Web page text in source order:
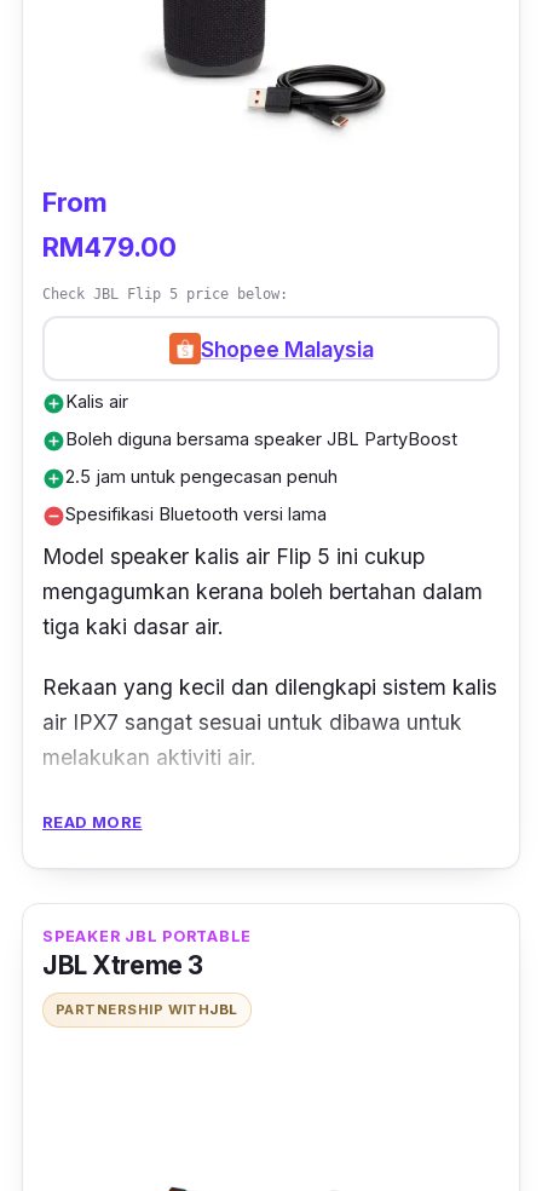
berkelah di pantai.
Harganya juga cukup berpatutan, sesuai
untuk yang mempunyai bajet terhad.
From
RM479.00
Check JBL Flip 5 price below:
Shopee Malaysia
add_circleKalis air
add_circleBoleh diguna bersama speaker JBL PartyBoost
add_circle2.5 jam untuk pengecasan penuh
remove_circleSpesifikasi Bluetooth versi lama
Model speaker kalis air Flip 5 ini cukup
mengagumkan kerana boleh bertahan dalam
tiga kaki dasar air.
Rekaan yang kecil dan dilengkapi sistem kalis
air IPX7 sangat sesuai untuk dibawa untuk
melakukan aktiviti air.
Untuk mendapatkan bunyi stereo yang hebat
Jangka hayat baterinya pula mampu bertahan
sehingga 12 jam dan
pula hanya 2.5 jam.
READ MORE
SPEAKER JBL PORTABLE
JBL Xtreme 3
PARTNERSHIP WITHJBL